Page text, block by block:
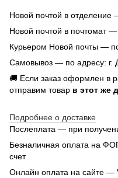
Новой почтой в
Новой почтой в почтомат
Курьером Новой почты —
Самовывоз — по адресу: г.
🚚 Если заказ оформлен в
отправим товар в этот же
Подробнее о доставке
Послеплата — при
Безналичная оплата на
счет
Онлайн оплата на сайте —